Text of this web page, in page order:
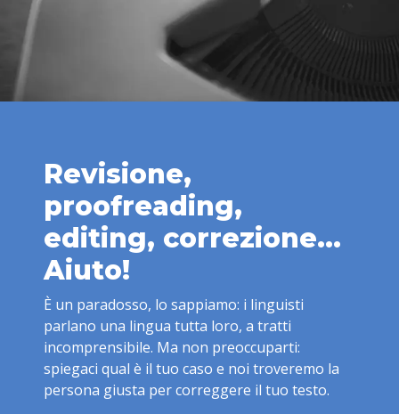
Revisione,
proofreading,
editing, correzione...
Aiuto!
È un paradosso, lo sappiamo: i linguisti
parlano una lingua tutta loro, a tratti
incomprensibile. Ma non preoccuparti:
spiegaci qual è il tuo caso e noi troveremo la
persona giusta per correggere il tuo testo.